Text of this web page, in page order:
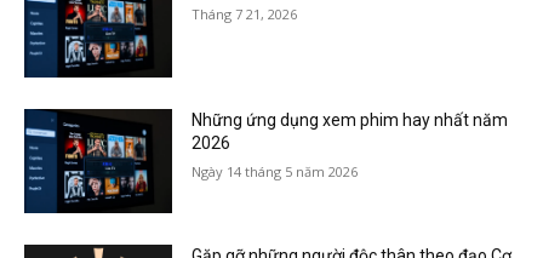
Tháng 7 21, 2026
Những ứng dụng xem phim hay nhất năm
2026
Ngày 14 tháng 5 năm 2026